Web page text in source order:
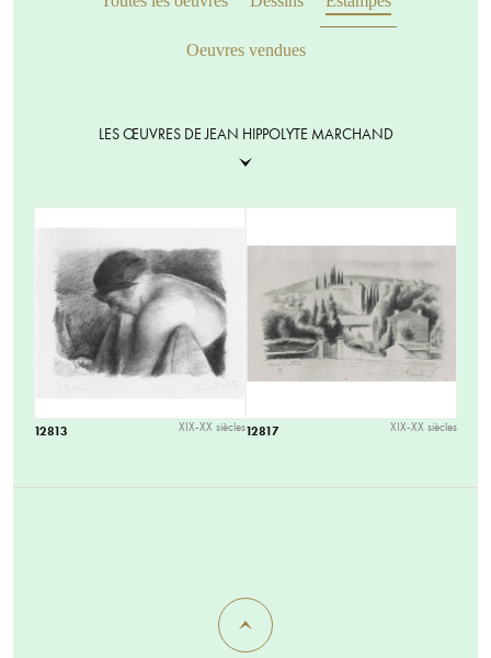
Oeuvres vendues
LES ŒUVRES DE JEAN HIPPOLYTE MARCHAND
12813 XIX-XX siècles12817 XIX-XX siècles